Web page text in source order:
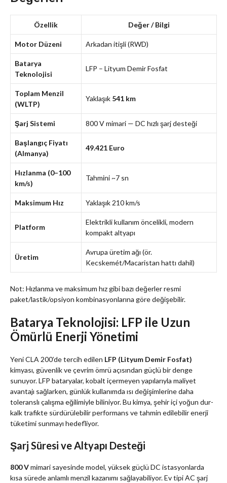
Özellik Değer / Bilgi
Motor Düzeni Arkadan itişli (RWD)
Batarya
Teknolojisi
LFP – Lityum Demir Fosfat
Toplam Menzil
(WLTP)
Yaklaşık 541 km
Şarj Sistemi 800 V mimari — DC hızlı şarj desteği
Başlangıç Fiyatı
(Almanya)
49.421 Euro
Hızlanma (0–100
km/s)
Tahmini ~7 sn
Maksimum Hız Yaklaşık 210 km/s
Platform
Elektrikli kullanım öncelikli, modern
kompakt altyapı
Üretim
Avrupa üretim ağı (ör.
Kecskemét/Macaristan hattı dahil)
Not: Hızlanma ve maksimum hız gibi bazı değerler resmi
paket/lastik/opsiyon kombinasyonlarına göre değişebilir.
Batarya Teknolojisi: LFP ile Uzun
Ömürlü Enerji Yönetimi
Yeni CLA 200’de tercih edilen LFP (Lityum Demir Fosfat)
kimyası, güvenlik ve çevrim ömrü açısından güçlü bir denge
sunuyor. LFP bataryalar, kobalt içermeyen yapılarıyla maliyet
avantajı sağlarken, günlük kullanımda ısı değişimlerine daha
toleranslı çalışma eğilimiyle biliniyor. Bu kimya, şehir içi yoğun dur-
kalk trafikte sürdürülebilir performans ve tahmin edilebilir enerji
tüketimi sunmayı hedefliyor.
Şarj Süresi ve Altyapı Desteği
800 Vmimari sayesinde model, yüksek güçlü DC istasyonlarda
kısa sürede anlamlı menzil kazanımı sağlayabiliyor. Ev tipi AC şarj